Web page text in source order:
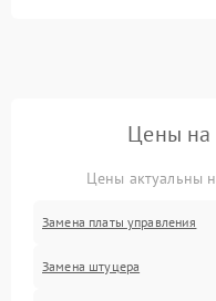
Цены на
Цены актуальны
Замена платы управления
Замена штуцера